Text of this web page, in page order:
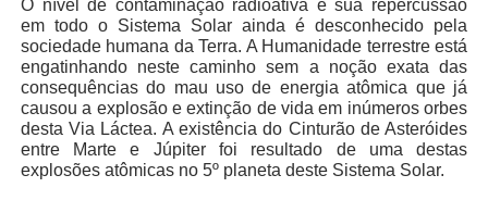
O nível de contaminação radioativa e sua repercussão
em todo o Sistema Solar ainda é desconhecido pela
sociedade humana da Terra. A Humanidade terrestre está
engatinhando neste caminho sem a noção exata das
consequências do mau uso de energia atômica que já
causou a explosão e extinção de vida em inúmeros orbes
desta Via Láctea. A existência do Cinturão de Asteróides
entre Marte e Júpiter foi resultado de uma destas
explosões atômicas no 5º planeta deste Sistema Solar.